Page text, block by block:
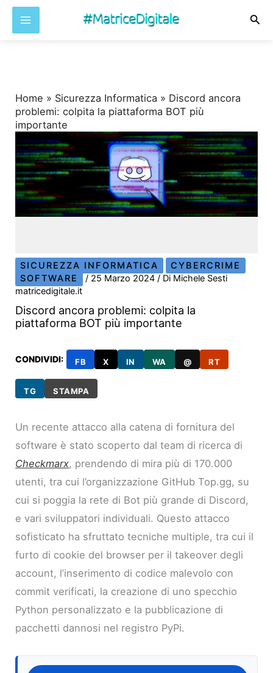
Home » Sicurezza Informatica » Discord ancora
problemi: colpita la piattaforma BOT più
importante
SICUREZZA INFORMATICA
CYBERCRIME
SOFTWARE
/ 25 Marzo 2024/ Di Michele Sesti
matricedigitale.it
Discord ancora problemi: colpita la
piattaforma BOT più importante
CONDIVIDI: FB X IN WA @ RT
TG STAMPA
Un recente attacco alla catena di fornitura del
software è stato scoperto dal team di ricerca di
Checkmarx, prendendo di mira più di 170.000
utenti, tra cui l’organizzazione GitHub Top.gg, su
cui si poggia la rete di Bot più grande di Discord,
e vari sviluppatori individuali. Questo attacco
sofisticato ha sfruttato tecniche multiple, tra cui il
furto di cookie del browser per il takeover degli
account, l’inserimento di codice malevolo con
commit verificati, la creazione di uno specchio
Python personalizzato e la pubblicazione di
pacchetti dannosi nel registro PyPi.